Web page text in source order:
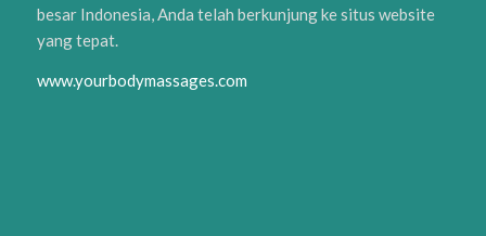
besar Indonesia, Anda telah berkunjung ke situs website
yang tepat.
www.yourbodymassages.com